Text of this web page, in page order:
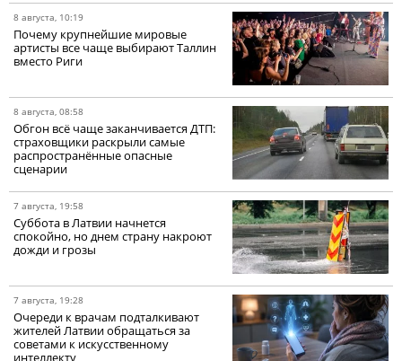
8 августа, 10:19
Почему крупнейшие мировые
артисты все чаще выбирают Таллин
вместо Риги
8 августа, 08:58
Обгон всё чаще заканчивается ДТП:
страховщики раскрыли самые
распространённые опасные
сценарии
7 августа, 19:58
Суббота в Латвии начнется
спокойно, но днем страну накроют
дожди и грозы
7 августа, 19:28
Очереди к врачам подталкивают
жителей Латвии обращаться за
советами к искусственному
интеллекту